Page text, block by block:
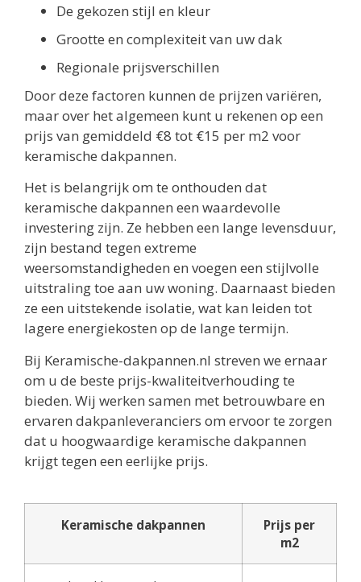
De gekozen stijl en kleur
Grootte en complexiteit van uw dak
Regionale prijsverschillen
Door deze factoren kunnen de prijzen variëren,
maar over het algemeen kunt u rekenen op een
prijs van gemiddeld €8 tot €15 per m2 voor
keramische dakpannen.
Het is belangrijk om te onthouden dat
keramische dakpannen een waardevolle
investering zijn. Ze hebben een lange levensduur,
zijn bestand tegen extreme
weersomstandigheden en voegen een stijlvolle
uitstraling toe aan uw woning. Daarnaast bieden
ze een uitstekende isolatie, wat kan leiden tot
lagere energiekosten op de lange termijn.
Bij Keramische-dakpannen.nl streven we ernaar
om u de beste prijs-kwaliteitverhouding te
bieden. Wij werken samen met betrouwbare en
ervaren dakpanleveranciers om ervoor te zorgen
dat u hoogwaardige keramische dakpannen
krijgt tegen een eerlijke prijs.
Keramische dakpannen
Prijs per
m2